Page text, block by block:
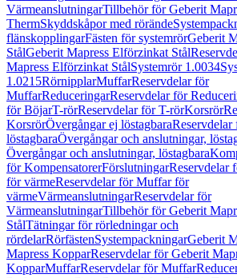
VärmeanslutningarTillbehör för Geberit
ThermSkyddskåpor med rörände
flänskopplingarFästen för systemrörGeberit
StålGeberit Mapress Elförzinkat Stål
Mapress Elförzinkat StålSystemrör 1.0034
1.0215RörnipplarMuffarReservdelar för
MuffarReduceringarReservdelar för
för BöjarT-rörReservdelar för T-rörKorsrör
KorsrörÖvergångar ej löstagbaraReservdelar
löstagbaraÖvergångar och anslutningar,
Övergångar och anslutningar, löstagbara
för KompensatorerFörslutningarReservdelar
för värmeReservdelar för Muffar för
värmeVärmeanslutningarReservdelar för
VärmeanslutningarTillbehör för Geberit
StålTätningar för rörledningar och
rördelarRörfästenSystempackningarGeberit
Mapress KopparReservdelar för Geberit
KopparMuffarReservdelar för Muffar